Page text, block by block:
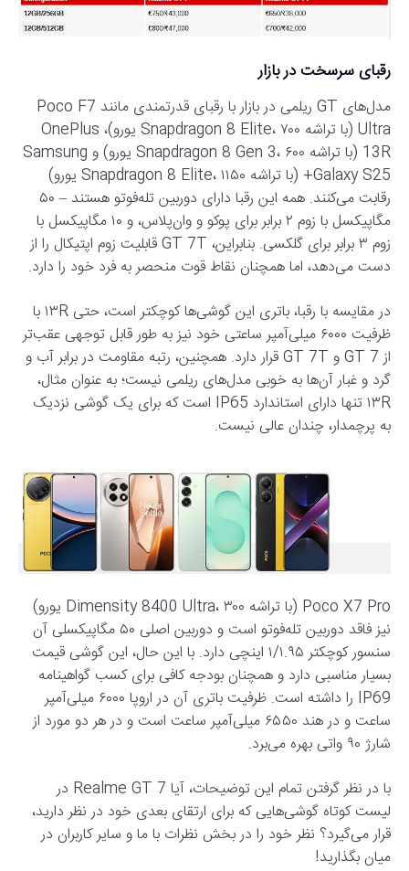
رقبای سرسخت در بازار
مدل‌های GT ریلمی در بازار با رقبای قدرتمندی مانند Poco F7
Ultra (با تراشه Snapdragon 8 Elite، ۷۰۰ یورو)، OnePlus
13R (با تراشه Snapdragon 8 Gen 3، ۶۰۰ یورو) و Samsung
Galaxy S25+ (با تراشه Snapdragon 8 Elite، ۱۱۵۰ یورو)
رقابت می‌کنند. همه این رقبا دارای دوربین تله‌فوتو هستند – ۵۰
مگاپیکسل با زوم ۲ برابر برای پوکو و وان‌پلاس، و ۱۰ مگاپیکسل با
زوم ۳ برابر برای گلکسی. بنابراین، GT 7T قابلیت زوم اپتیکال را از
دست می‌دهد، اما همچنان نقاط قوت منحصر به فرد خود را دارد.
در مقایسه با رقبا، باتری این گوشی‌ها کوچکتر است، حتی ۱۳R با
ظرفیت ۶۰۰۰ میلی‌آمپر ساعتی خود نیز به طور قابل توجهی عقب‌تر
از GT 7 و GT 7T قرار دارد. همچنین، رتبه مقاومت در برابر آب و
گرد و غبار آن‌ها به خوبی مدل‌های ریلمی نیست؛ به عنوان مثال،
۱۳R تنها دارای استاندارد IP65 است که برای یک گوشی نزدیک
به پرچمدار، چندان عالی نیست.
Poco X7 Pro (با تراشه Dimensity 8400 Ultra، ۳۰۰ یورو)
نیز فاقد دوربین تله‌فوتو است و دوربین اصلی ۵۰ مگاپیکسلی آن
سنسور کوچکتر ۱/۱.۹۵ اینچی دارد. با این حال، این گوشی قیمت
بسیار مناسبی دارد و همچنان بودجه کافی برای کسب گواهینامه
IP69 را داشته است. ظرفیت باتری آن در اروپا ۶۰۰۰ میلی‌آمپر
ساعت و در هند ۶۵۵۰ میلی‌آمپر ساعت است و در هر دو مورد از
شارژ ۹۰ واتی بهره می‌برد.
با در نظر گرفتن تمام این توضیحات، آیا Realme GT 7 در
لیست کوتاه گوشی‌هایی که برای ارتقای بعدی خود در نظر دارید،
قرار می‌گیرد؟ نظر خود را در بخش نظرات با ما و سایر کاربران در
میان بگذارید!